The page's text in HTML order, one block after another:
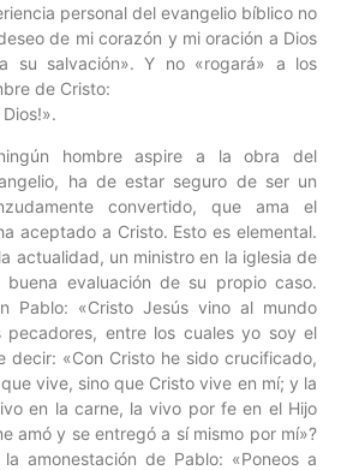
personal del evangelio bíblico no
de mi corazón y mi oración a Dios
su salvación». Y no «rogará» a los
de Cristo:
hombre aspire a la obra del
ha de estar seguro de ser un
convertido, que ama el
aceptado a Cristo. Esto es elemental.
actualidad, un ministro en la iglesia de
buena evaluación de su propio caso.
Pablo: «Cristo Jesús vino al mundo
pecadores, entre los cuales yo soy el
decir: «Con Cristo he sido crucificado,
vive, sino que Cristo vive en mí; y la
en la carne, la vivo por fe en el Hijo
amó y se entregó a sí mismo por mí»?
amonestación de Pablo: «Poneos a